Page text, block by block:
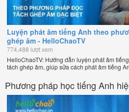
Luyện phát âm tiếng Anh theo
ghép âm - HelloChaoTV
774,488 lượt xem
HelloChaoTV: Hướng dẫn luyện phát âm
tách ghép âm, giúp sửa cách phát âm tiếng
Chương trình dạy tiếng Anh trực tuyến chặt
Phương pháp học tiếng Anh